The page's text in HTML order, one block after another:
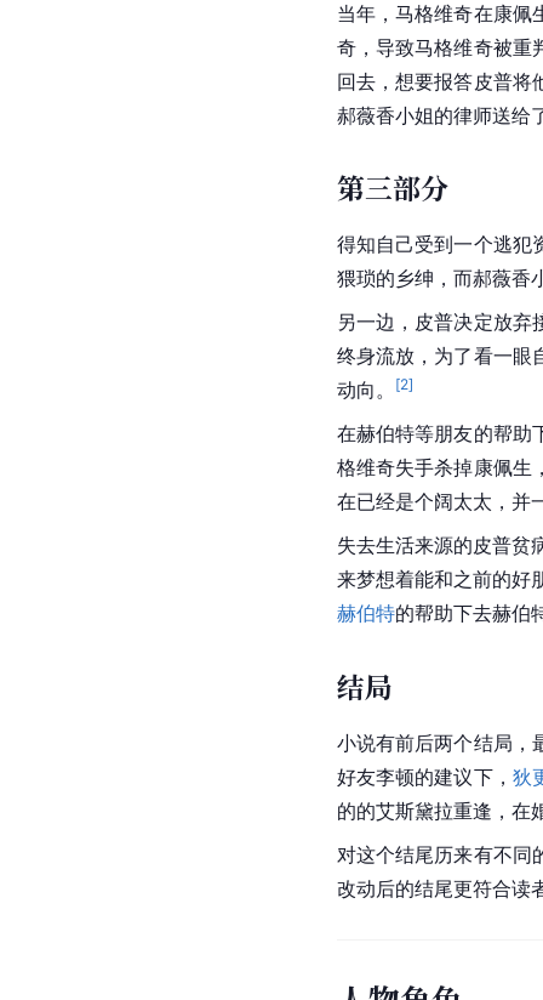
当年，马格维奇在康佩
奇，导致马格维奇被重
回去，想要报答皮普将
郝薇香小姐的律师送给
第三部分
得知自己受到一个逃犯
猥琐的乡绅，而郝薇香
另一边，皮普决定放弃
终身流放，为了看一眼
动向。
[2]
在赫伯特等朋友的帮助
格维奇失手杀掉康佩生
在已经是个阔太太，并
失去生活来源的皮普贫
来梦想着能和之前的好
赫伯特的帮助下去赫伯
结局
小说有前后两个结局，
好友李顿的建议下， 狄
的的艾斯黛拉重逢，在
对这个结尾历来有不同
改动后的结尾更符合读